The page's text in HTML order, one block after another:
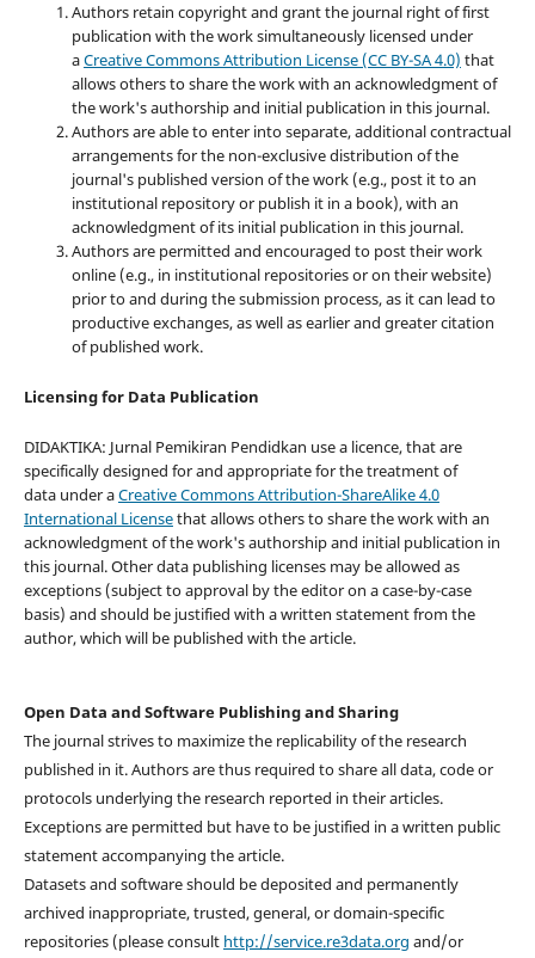
Authors retain copyright and grant the journal right of first
publication with the work simultaneously licensed under
aCreative Commons Attribution License (CC BY-SA 4.0) that
allows others to share the work with an acknowledgment of
the work's authorship and initial publication in this journal.
Authors are able to enter into separate, additional contractual
arrangements for the non-exclusive distribution of the
journal's published version of the work (e.g., post it to an
institutional repository or publish it in a book), with an
acknowledgment of its initial publication in this journal.
Authors are permitted and encouraged to post their work
online (e.g., in institutional repositories or on their website)
prior to and during the submission process, as it can lead to
productive exchanges, as well as earlier and greater citation
of published work.
Licensing for Data Publication
DIDAKTIKA: Jurnal Pemikiran Pendidkan use a licence, that are
specifically designed for and appropriate for the treatment of
data under aCreative Commons Attribution-ShareAlike 4.0
International Licensethat allows others to share the work with an
acknowledgment of the work's authorship and initial publication in
this journal. Other data publishing licenses may be allowed as
exceptions (subject to approval by the editor on a case-by-case
basis) and should be justified with a written statement from the
author, which will be published with the article.
Open Data and Software Publishing and Sharing
The journal strives to maximize the replicability of the research
published in it. Authors are thus required to share all data, code or
protocols underlying the research reported in their articles.
Exceptions are permitted but have to be justified in a written public
statement accompanying the article.
Datasets and software should be deposited and permanently
archived inappropriate, trusted, general, or domain-specific
repositories (please consult http://service.re3data.org and/or